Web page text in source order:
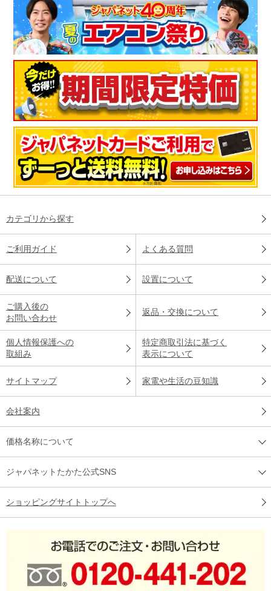
カテゴリから探す
ご利用ガイド よくある質問
配送について 設置について
ご購入後の
お問い合わせ
返品・交換について
個人情報保護への
取組み
特定商取引法に基づく
表示について
サイトマップ 家電や生活の豆知識
会社案内
価格名称について
ジャパネットたかた公式SNS
ショッピングサイトトップへ